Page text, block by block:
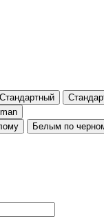
Стандартный
Белым по